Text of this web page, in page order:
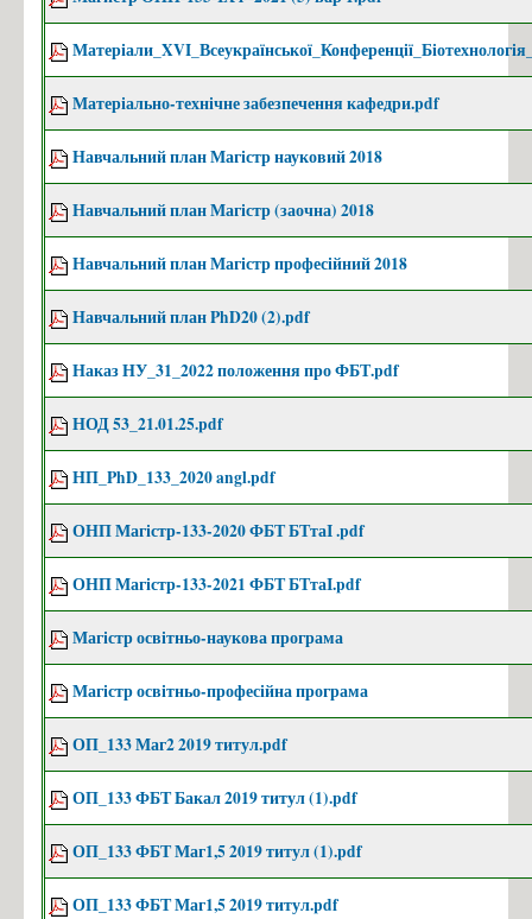
Матеріально-технічне забезпечення кафедри.pdf
Навчальний план Магістр науковий 2018
Навчальний план Магістр (заочна) 2018
Навчальний план Магістр професійний 2018
Навчальний план PhD20 (2).pdf
Наказ НУ_31_2022 положення про ФБТ.pdf
НОД 53_21.01.25.pdf
НП_PhD_133_2020 angl.pdf
ОНП Магістр-133-2020 ФБТ БТтаІ .pdf
ОНП Магістр-133-2021 ФБТ БТтаІ.pdf
Магістр освітньо-наукова програма
Магістр освітньо-професійна програма
ОП_133 Маг2 2019 титул.pdf
ОП_133 ФБТ Бакал 2019 титул (1).pdf
ОП_133 ФБТ Маг1,5 2019 титул (1).pdf
ОП_133 ФБТ Маг1,5 2019 титул.pdf